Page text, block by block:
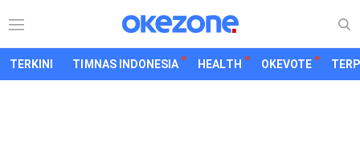
TERKINI TIMNAS INDONESIA HEALTH OKEVOTE